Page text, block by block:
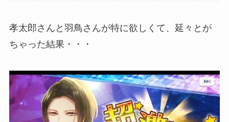
孝太郎さんと羽鳥さんが特に欲しくて、延々とが
ちゃった結果・・・